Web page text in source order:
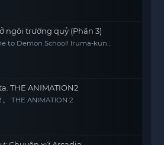
ngôi trường quỷ (Phần 3)
Demon School! Iruma-kun
THE ANIMATION2
。 THE ANIMATION 2